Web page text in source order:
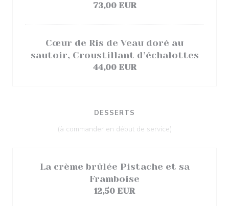
73,00 EUR
Cœur de Ris de Veau doré au
sautoir, Croustillant d’échalottes
44,00 EUR
DESSERTS
(à commander en début de service)
La crème brûlée Pistache et sa
Framboise
12,50 EUR